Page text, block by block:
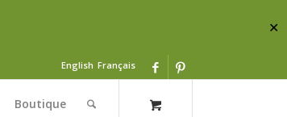
✕
English Français
Boutique